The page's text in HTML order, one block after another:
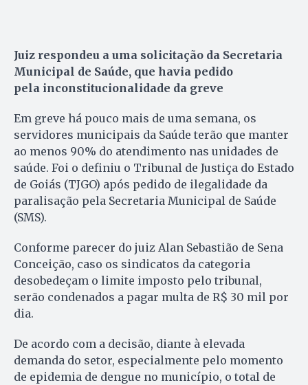
Juiz respondeu a uma solicitação da Secretaria
Municipal de Saúde, que havia pedido
pela inconstitucionalidade da greve
Em greve há pouco mais de uma semana, os
servidores municipais da Saúde terão que manter
ao menos 90% do atendimento nas unidades de
saúde. Foi o definiu o Tribunal de Justiça do Estado
de Goiás (TJGO) após pedido de ilegalidade da
paralisação pela Secretaria Municipal de Saúde
(SMS).
Conforme parecer do juiz Alan Sebastião de Sena
Conceição, caso os sindicatos da categoria
desobedeçam o limite imposto pelo tribunal,
serão condenados a pagar multa de R$ 30 mil por
dia.
De acordo com a decisão, diante à elevada
demanda do setor, especialmente pelo momento
de epidemia de dengue no município, o total de